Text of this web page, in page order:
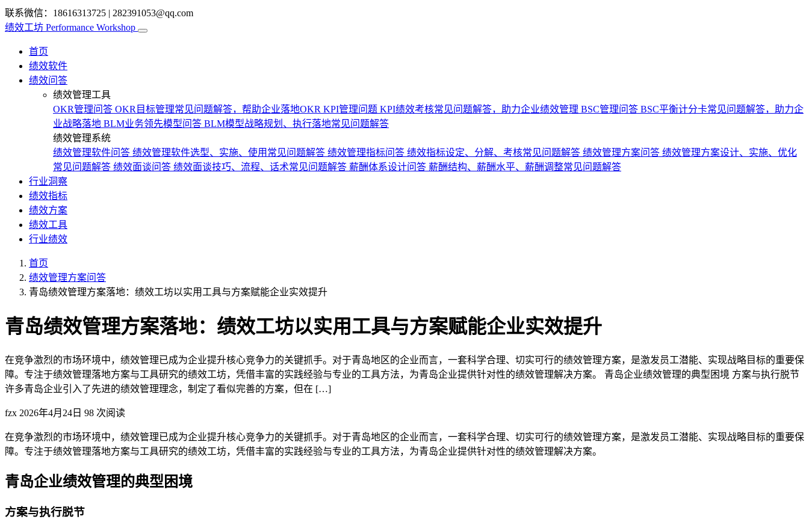
联系微信：18616313725 | 282391053@qq.com
绩效工坊 Performance Workshop
首页
绩效软件
绩效问答
绩效管理工具
OKR管理问答 OKR目标管理常见问题解答，帮助企业落地OKR KPI管理问题 KPI绩效考核常见问题解答，助力企业绩效管理 BSC管理问答 BSC平衡计分卡常见问题解答，助力企
业战略落地 BLM业务领先模型问答 BLM模型战略规划、执行落地常见问题解答
绩效管理系统
绩效管理软件问答 绩效管理软件选型、实施、使用常见问题解答 绩效管理指标问答 绩效指标设定、分解、考核常见问题解答 绩效管理方案问答 绩效管理方案设计、实施、优化
常见问题解答 绩效面谈问答 绩效面谈技巧、流程、话术常见问题解答 薪酬体系设计问答 薪酬结构、薪酬水平、薪酬调整常见问题解答
行业洞察
绩效指标
绩效方案
绩效工具
行业绩效
首页
绩效管理方案问答
青岛绩效管理方案落地：绩效工坊以实用工具与方案赋能企业实效提升
青岛绩效管理方案落地：绩效工坊以实用工具与方案赋能企业实效提升
在竞争激烈的市场环境中，绩效管理已成为企业提升核心竞争力的关键抓手。对于青岛地区的企业而言，一套科学合理、切实可行的绩效管理方案，是激发员工潜能、实现战略目标的重要保
障。专注于绩效管理落地方案与工具研究的绩效工坊，凭借丰富的实践经验与专业的工具方法，为青岛企业提供针对性的绩效管理解决方案。 青岛企业绩效管理的典型困境 方案与执行脱节
许多青岛企业引入了先进的绩效管理理念，制定了看似完善的方案，但在 […]
fzx 2026年4月24日 98 次阅读
在竞争激烈的市场环境中，绩效管理已成为企业提升核心竞争力的关键抓手。对于青岛地区的企业而言，一套科学合理、切实可行的绩效管理方案，是激发员工潜能、实现战略目标的重要保
障。专注于绩效管理落地方案与工具研究的绩效工坊，凭借丰富的实践经验与专业的工具方法，为青岛企业提供针对性的绩效管理解决方案。
青岛企业绩效管理的典型困境
方案与执行脱节